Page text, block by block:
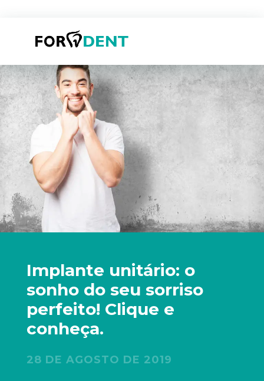
Implante unitário: o
sonho do seu sorriso
perfeito! Clique e
conheça.
28 DE AGOSTO DE 2019